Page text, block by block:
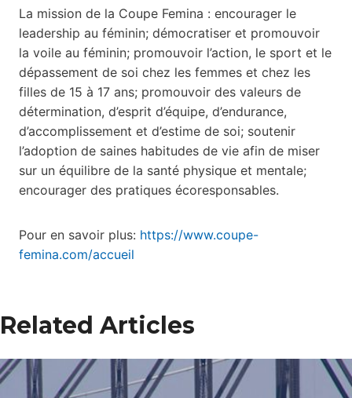
La mission de la Coupe Femina : encourager le
leadership au féminin; démocratiser et promouvoir
la voile au féminin; promouvoir l’action, le sport et le
dépassement de soi chez les femmes et chez les
filles de 15 à 17 ans; promouvoir des valeurs de
détermination, d’esprit d’équipe, d’endurance,
d’accomplissement et d’estime de soi; soutenir
l’adoption de saines habitudes de vie afin de miser
sur un équilibre de la santé physique et mentale;
encourager des pratiques écoresponsables.
Pour en savoir plus: https://www.coupe-
femina.com/accueil
Related Articles